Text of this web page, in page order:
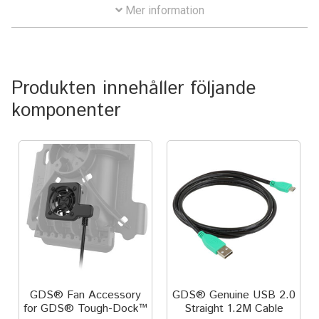
Bicycle
Car
Dirt Bike
Forklift
Kayak
Lift Truck
FORDONSTYP
Mer information
Produkten innehåller följande
komponenter
GDS® Fan Accessory
for GDS® Tough-Dock™
GDS® Genuine USB 2.0
Straight 1.2M Cable